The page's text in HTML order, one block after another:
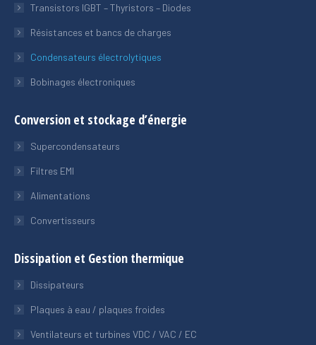
Transistors IGBT – Thyristors – Diodes
Résistances et bancs de charges
Condensateurs électrolytiques
Bobinages électroniques
Conversion et stockage d’énergie
Supercondensateurs
Filtres EMI
Alimentations
Convertisseurs
Dissipation et Gestion thermique
Dissipateurs
Plaques à eau / plaques froides
Ventilateurs et turbines VDC / VAC / EC